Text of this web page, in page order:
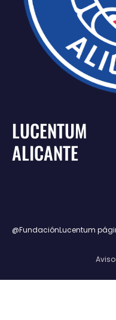
LUCENTUM
ALICANTE
@FundaciónLucentum